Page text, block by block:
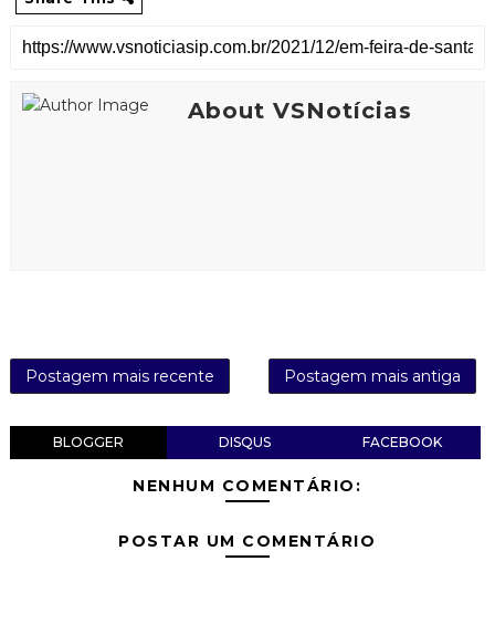
About VSNotícias
Postagem mais recente Postagem mais antiga
BLOGGER DISQUS FACEBOOK
NENHUM COMENTÁRIO:
POSTAR UM COMENTÁRIO